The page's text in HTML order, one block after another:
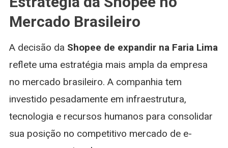
Mercado Brasileiro
A decisão da Shopee de expandir na Faria Lima
reflete uma estratégia mais ampla da empresa
no mercado brasileiro. A companhia tem
investido pesadamente em infraestrutura,
tecnologia e recursos humanos para consolidar
sua posição no competitivo mercado de e-